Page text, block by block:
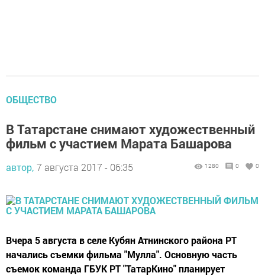
ОБЩЕСТВО
В Татарстане снимают художественный
фильм с участием Марата Башарова
автор, 7 августа 2017 - 06:35 1280 0 0
Вчера 5 августа в селе Кубян Атнинского района РТ
начались съемки фильма "Мулла". Основную часть
съемок команда ГБУК РТ "ТатарКино" планирует